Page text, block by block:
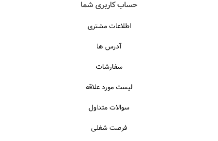
حساب کاربری شما
اطلاعات مشتری
آدرس ها
سفارشات
لیست مورد علاقه
سوالات متداول
فرصت شغلی